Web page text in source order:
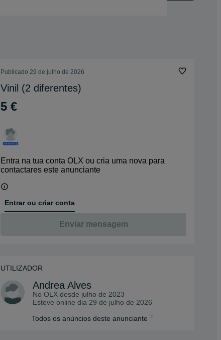
Publicado 29 de julho de 2026
Vinil (2 diferentes)
5 €
Entra na tua conta OLX ou cria uma nova para
contactares este anunciante
Entrar ou criar conta
Enviar mensagem
UTILIZADOR
Andrea Alves
No OLX desde julho de 2023
Esteve online dia 29 de julho de 2026
Todos os anúncios deste anunciante